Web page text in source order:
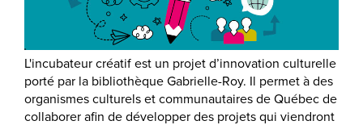
L'incubateur créatif est un projet d’innovation culturelle
porté par la bibliothèque Gabrielle-Roy. Il permet à des
organismes culturels et communautaires de Québec de
collaborer afin de développer des projets qui viendront